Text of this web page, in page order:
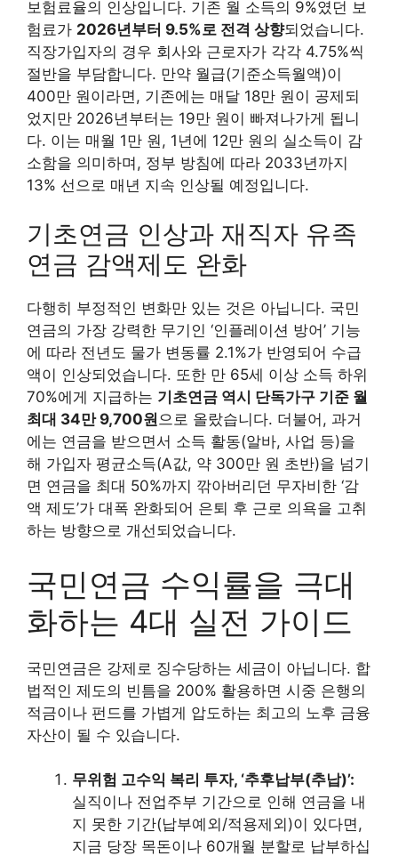
보험료율의 인상입니다. 기존 월 소득의 9%였던 보
험료가 2026년부터 9.5%로 전격 상향되었습니다.
직장가입자의 경우 회사와 근로자가 각각 4.75%씩
절반을 부담합니다. 만약 월급(기준소득월액)이
400만 원이라면, 기존에는 매달 18만 원이 공제되
었지만 2026년부터는 19만 원이 빠져나가게 됩니
다. 이는 매월 1만 원, 1년에 12만 원의 실소득이 감
소함을 의미하며, 정부 방침에 따라 2033년까지
13% 선으로 매년 지속 인상될 예정입니다.
기초연금 인상과 재직자 유족
연금 감액제도 완화
다행히 부정적인 변화만 있는 것은 아닙니다. 국민
연금의 가장 강력한 무기인 ‘인플레이션 방어’ 기능
에 따라 전년도 물가 변동률 2.1%가 반영되어 수급
액이 인상되었습니다. 또한 만 65세 이상 소득 하위
70%에게 지급하는 기초연금 역시 단독가구 기준 월
최대 34만 9,700원으로 올랐습니다. 더불어, 과거
에는 연금을 받으면서 소득 활동(알바, 사업 등)을
해 가입자 평균소득(A값, 약 300만 원 초반)을 넘기
면 연금을 최대 50%까지 깎아버리던 무자비한 ‘감
액 제도’가 대폭 완화되어 은퇴 후 근로 의욕을 고취
하는 방향으로 개선되었습니다.
국민연금 수익률을 극대
화하는 4대 실전 가이드
국민연금은 강제로 징수당하는 세금이 아닙니다. 합
법적인 제도의 빈틈을 200% 활용하면 시중 은행의
적금이나 펀드를 가볍게 압도하는 최고의 노후 금융
자산이 될 수 있습니다.
무위험 고수익 복리 투자, ‘추후납부(추납)’:
실직이나 전업주부 기간으로 인해 연금을 내
지 못한 기간(납부예외/적용제외)이 있다면,
지금 당장 목돈이나 60개월 분할로 납부하십